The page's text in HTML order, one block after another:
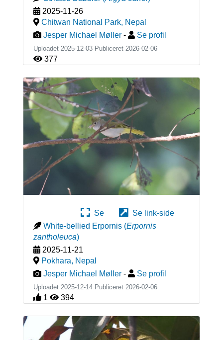
2025-11-26
Chitwan National Park, Nepal
Jesper Michael Møller - Se profil
Uploadet 2025-12-03 Publiceret 2026-02-06
377
Se
Se link-side
White-bellied Erpornis (Erpornis
zantholeuca)
2025-11-21
Pokhara, Nepal
Jesper Michael Møller - Se profil
Uploadet 2025-12-14 Publiceret 2026-02-06
1 394